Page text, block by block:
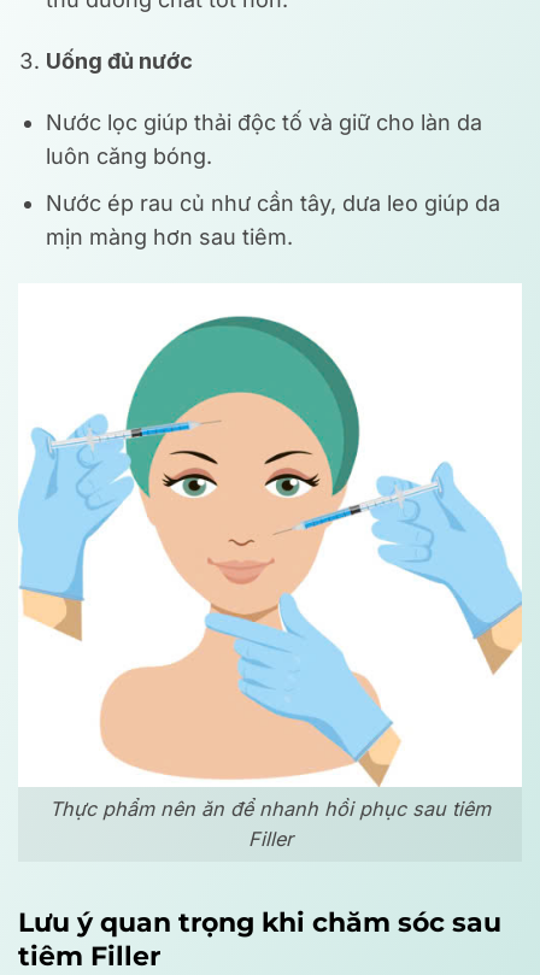
Uống đủ nước
Nước lọc giúp thải độc tố và giữ cho làn da
luôn căng bóng.
Nước ép rau củ như cần tây, dưa leo giúp da
mịn màng hơn sau tiêm.
Thực phẩm nên ăn để nhanh hồi phục sau tiêm
Filler
Lưu ý quan trọng khi chăm sóc sau
tiêm Filler